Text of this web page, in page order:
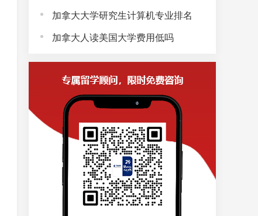
加拿大大学研究生计算机专业排名
加拿大人读美国大学费用低吗